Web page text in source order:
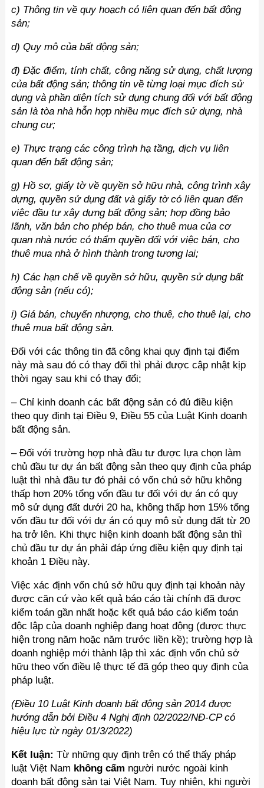
c) Thông tin về quy hoạch có liên quan đến bất động
sản;
d) Quy mô của bất động sản;
đ) Đặc điểm, tính chất, công năng sử dụng, chất lượng
của bất động sản; thông tin về từng loại mục đích sử
dụng và phần diện tích sử dụng chung đối với bất động
sản là tòa nhà hỗn hợp nhiều mục đích sử dụng, nhà
chung cư;
e) Thực trạng các công trình hạ tầng, dịch vụ liên
quan đến bất động sản;
g) Hồ sơ, giấy tờ về quyền sở hữu nhà, công trình xây
dựng, quyền sử dụng đất và giấy tờ có liên quan đến
việc đầu tư xây dựng bất động sản; hợp đồng bảo
lãnh, văn bản cho phép bán, cho thuê mua của cơ
quan nhà nước có thẩm quyền đối với việc bán, cho
thuê mua nhà ở hình thành trong tương lai;
h) Các hạn chế về quyền sở hữu, quyền sử dụng bất
động sản (nếu có);
i) Giá bán, chuyển nhượng, cho thuê, cho thuê lại, cho
thuê mua bất động sản.
Đối với các thông tin đã công khai quy định tại điểm
này mà sau đó có thay đổi thì phải được cập nhật kịp
thời ngay sau khi có thay đổi;
– Chỉ kinh doanh các bất động sản có đủ điều kiện
theo quy định tại Điều 9, Điều 55 của Luật Kinh doanh
bất động sản.
– Đối với trường hợp nhà đầu tư được lựa chọn làm
chủ đầu tư dự án bất động sản theo quy định của pháp
luật thì nhà đầu tư đó phải có vốn chủ sở hữu không
thấp hơn 20% tổng vốn đầu tư đối với dự án có quy
mô sử dụng đất dưới 20 ha, không thấp hơn 15% tổng
vốn đầu tư đối với dự án có quy mô sử dụng đất từ 20
ha trở lên. Khi thực hiện kinh doanh bất động sản thì
chủ đầu tư dự án phải đáp ứng điều kiện quy định tại
khoản 1 Điều này.
Việc xác định vốn chủ sở hữu quy định tại khoản này
được căn cứ vào kết quả báo cáo tài chính đã được
kiểm toán gần nhất hoặc kết quả báo cáo kiểm toán
độc lập của doanh nghiệp đang hoạt động (được thực
hiện trong năm hoặc năm trước liền kề); trường hợp là
doanh nghiệp mới thành lập thì xác định vốn chủ sở
hữu theo vốn điều lệ thực tế đã góp theo quy định của
pháp luật.
(Điều 10 Luật Kinh doanh bất động sản 2014 được
hướng dẫn bởi Điều 4 Nghị định 02/2022/NĐ-CP có
hiệu lực từ ngày 01/3/2022)
Kết luận: Từ những quy định trên có thể thấy pháp
luật Việt Nam không cấm người nước ngoài kinh
doanh bất động sản tại Việt Nam. Tuy nhiên, khi người